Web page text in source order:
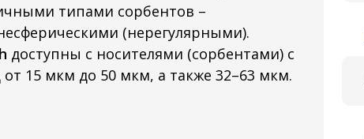
типами сорбентов –
(нерегулярными).
доступны с носителями (сорбентами) с
15 мкм до 50 мкм, а также 32–63 мкм.